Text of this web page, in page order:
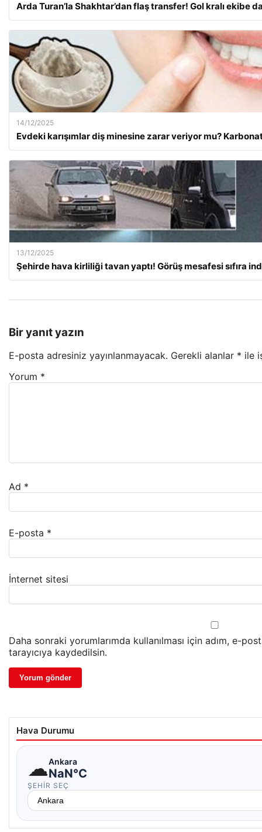
Arda Turan’la Shakhtar’dan flaş transfer! Gol kralı ekibe
14/12/2025
Evdeki karışımlar diş minesine zarar veriyor mu?
13/12/2025
Şehirde hava kirliliği tavan yaptı! Görüş mesafesi sıfıra
Bir yanıt yazın
E-posta adresiniz yayınlanmayacak. Gerekli alanlar * ile
Yorum *
Ad *
E-posta *
İnternet sitesi
Daha sonraki yorumlarımda kullanılması için adım, e-
tarayıcıya kaydedilsin.
Hava Durumu
☁Ankara
NaN°C
ŞEHIR SEÇ